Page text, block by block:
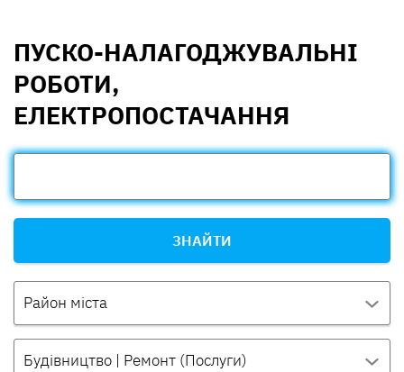
ПУСКО-НАЛАГОДЖУВАЛЬНІ
РОБОТИ,
ЕЛЕКТРОПОСТАЧАННЯ
ЗНАЙТИ
Район міста
Будівництво | Ремонт (Послуги)